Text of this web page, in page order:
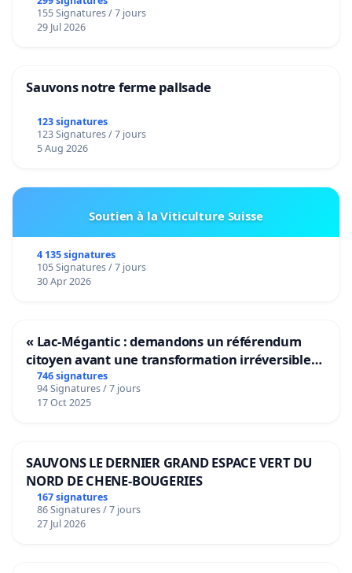
155 Signatures / 7 jours
29 Jul 2026
Sauvons notre ferme pallsade
123 signatures
123 Signatures / 7 jours
5 Aug 2026
Soutien à la Viticulture Suisse
4 135 signatures
105 Signatures / 7 jours
30 Apr 2026
« Lac-Mégantic : demandons un référendum
citoyen avant une transformation irréversible
de notre territoire »
746 signatures
94 Signatures / 7 jours
17 Oct 2025
SAUVONS LE DERNIER GRAND ESPACE VERT DU
NORD DE CHENE-BOUGERIES
167 signatures
86 Signatures / 7 jours
27 Jul 2026